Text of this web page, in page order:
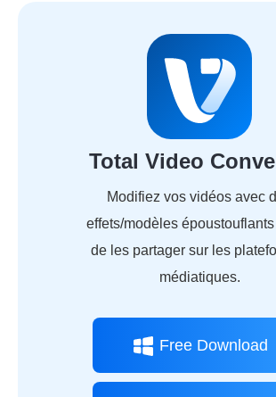
Total Video
Modifiez vos vidéos avec
effets/modèles
de les partager sur les
médiatiques.
Free Download